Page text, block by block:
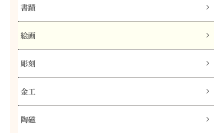
書蹟
絵画
彫刻
金工
陶磁